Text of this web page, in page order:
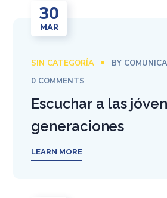
30
MAR
SIN CATEGORÍA BY
0 COMMENTS
Escuchar a las
generaciones
LEARN MORE